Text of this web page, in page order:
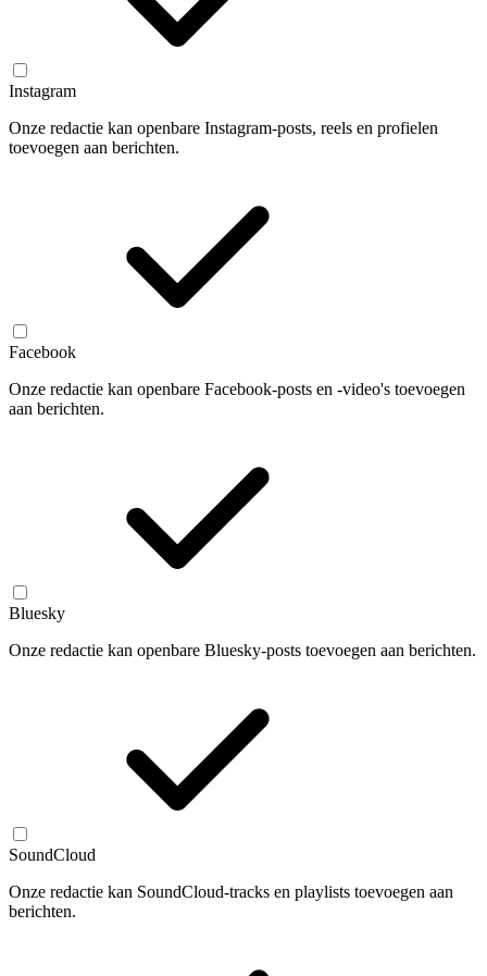
Instagram
Onze redactie kan openbare Instagram-posts, reels en profielen
toevoegen aan berichten.
Facebook
Onze redactie kan openbare Facebook-posts en -video's toevoegen
aan berichten.
Bluesky
Onze redactie kan openbare Bluesky-posts toevoegen aan berichten.
SoundCloud
Onze redactie kan SoundCloud-tracks en playlists toevoegen aan
berichten.